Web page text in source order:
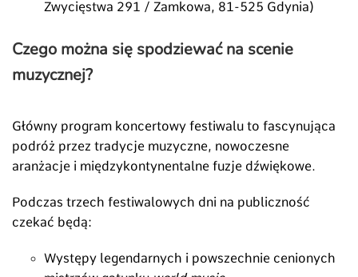
Zwycięstwa 291 / Zamkowa, 81-525 Gdynia)
Czego można się spodziewać na scenie
muzycznej?
Główny program koncertowy festiwalu to fascynująca
podróż przez tradycje muzyczne, nowoczesne
aranżacje i międzykontynentalne fuzje dźwiękowe.
Podczas trzech festiwalowych dni na publiczność
czekać będą:
Występy legendarnych i powszechnie cenionych